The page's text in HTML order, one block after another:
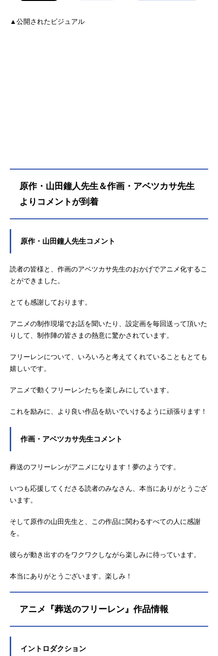
▲公開されたビジュアル
原作・山田鐘人先生＆作画・アベツカサ先生
よりコメントが到着
原作・山田鐘人先生コメント
読者の皆様と、作画のアベツカサ先生のおかげでアニメ化するこ
とができました。
とても感謝しております。
アニメの制作現場でお話を聞いたり、設定画を毎回送って頂いた
りして、制作陣の皆さまの熱意に驚かされています。
フリーレンについて、いろいろと考えてくれていることもとても
嬉しいです。
アニメで動くフリーレンたちを楽しみにしています。
これを励みに、より良い作品を紡いでいけるように頑張ります！
作画・アベツカサ先生コメント
葬送のフリーレンがアニメになります！夢のようです。
いつも応援してくださる読者のみなさん、本当にありがとうござ
います。
そして原作の山田先生と、この作品に関わるすべての人に感謝
を。
彼らが動き出すのをワクワクしながら楽しみに待っています。
本当にありがとうございます。楽しみ！
アニメ『葬送のフリーレン』作品情報
イントロダクション